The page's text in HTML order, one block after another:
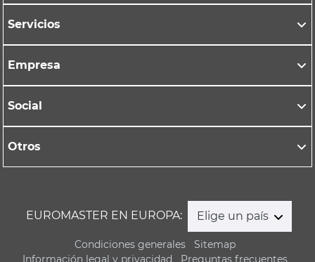
Servicios
Empresa
Social
Otros
EUROMASTER EN EUROPA: Elige un país
Condiciones generales
Sitemap
Información legal y privacidad
Preguntas frecuentes